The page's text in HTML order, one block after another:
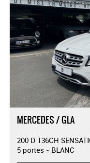
MERCEDES / GLA
200 D 136CH
5 portes - BLANC